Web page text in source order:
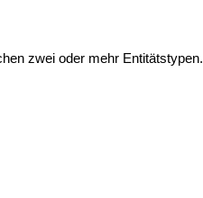
zwei oder mehr Entitätstypen.